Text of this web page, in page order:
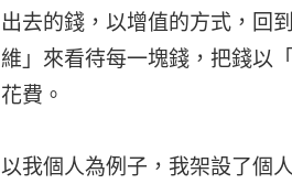
出去的錢，以增值的方式，回
維」來看待每一塊錢，把錢以
花費。
以我個人為例子，我架設了個